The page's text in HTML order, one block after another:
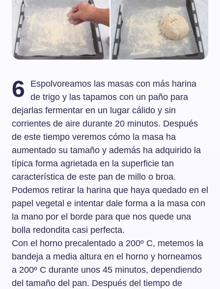
6
Espolvoreamos las masas con más harina
de trigo y las tapamos con un paño para
dejarlas fermentar en un lugar cálido y sin
corrientes de aire durante 20 minutos. Después
de este tiempo veremos cómo la masa ha
aumentado su tamaño y además ha adquirido la
típica forma agrietada en la superficie tan
característica de este pan de millo o broa.
Podemos retirar la harina que haya quedado en el
papel vegetal e intentar dale forma a la masa con
la mano por el borde para que nos quede una
bolla redondita casi perfecta.
Con el horno precalentado a 200º C, metemos la
bandeja a media altura en el horno y horneamos
a 200º C durante unos 45 minutos, dependiendo
del tamaño del pan. Después del tiempo de